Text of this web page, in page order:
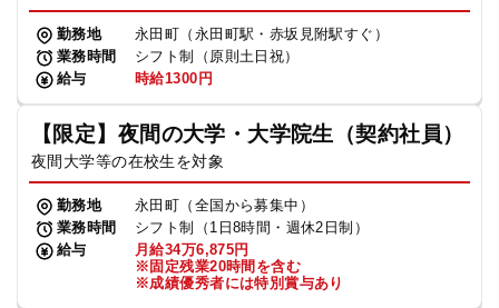
勤務地
永田町（永田町駅・赤坂見附駅すぐ）
業務時間
シフト制（原則土日祝）
給与
時給1300円
【限定】夜間の大学・大学院生（契約社員）
夜間大学等の在校生を対象
勤務地
永田町（全国から募集中）
業務時間
シフト制（1日8時間・週休2日制）
給与
月給34万6,875円
※固定残業20時間を含む
※成績優秀者には特別賞与あり